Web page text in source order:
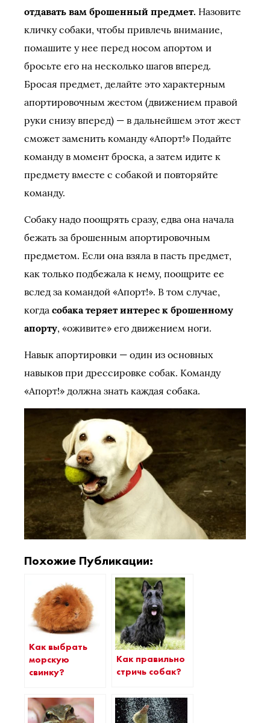
отдавать вам брошенный предмет. Назовите
кличку собаки, чтобы привлечь внимание,
помашите у нее перед носом апортом и
бросьте его на несколько шагов вперед.
Бросая предмет, делайте это характерным
апортировочным жестом (движением правой
руки снизу вперед) — в дальнейшем этот жест
сможет заменить команду «Апорт!» Подайте
команду в момент броска, а затем идите к
предмету вместе с собакой и повторяйте
команду.
Собаку надо поощрять сразу, едва она начала
бежать за брошенным апортировочным
предметом. Если она взяла в пасть предмет,
как только подбежала к нему, поощрите ее
вслед за командой «Апорт!». В том случае,
когда собака теряет интерес к брошенному
апорту, «оживите» его движением ноги.
Навык апортировки — один из основных
навыков при дрессировке собак. Команду
«Апорт!» должна знать каждая собака.
Похожие Публикации:
Как выбрать
морскую
свинку?
Как правильно
стричь собак?